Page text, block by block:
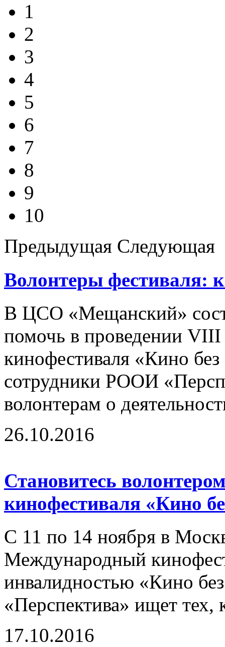
1
2
3
4
5
6
7
8
9
10
Предыдущая Следующая
Волонтеры фестиваля:
В ЦСО «Мещанский»
помочь в проведении
кинофестиваля «Кино
сотрудники РООИ
волонтерам о
26.10.2016
Становитесь
кинофестиваля «Кино
С 11 по 14 ноября в
Международный
инвалидностью «Кино
«Перспектива» ищет тех,
17.10.2016